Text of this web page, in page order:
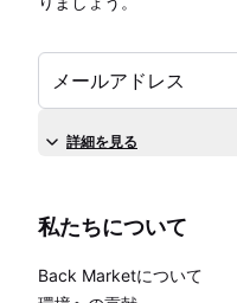
メールアドレス
詳細を見る
私たちについて
Back Marketについて